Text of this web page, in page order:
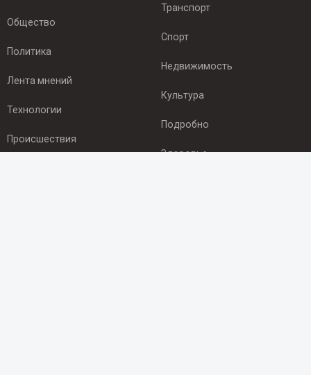
Общество
Политика
Лента мнений
Технологии
Происшествия
Транспорт
Спорт
Недвижимость
Культура
Подробно
Здоровье